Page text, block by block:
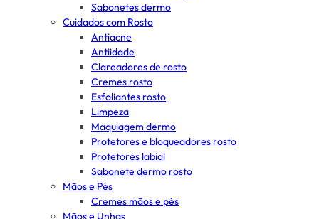
Sabonetes dermo
Cuidados com Rosto
Antiacne
Antiidade
Clareadores de rosto
Cremes rosto
Esfoliantes rosto
Limpeza
Maquiagem dermo
Protetores e bloqueadores rosto
Protetores labial
Sabonete dermo rosto
Mãos e Pés
Cremes mãos e pés
Mãos e Unhas